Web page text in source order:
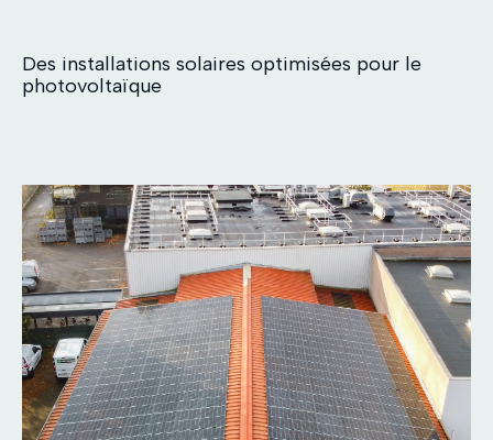
Des installations solaires optimisées pour le
photovoltaïque